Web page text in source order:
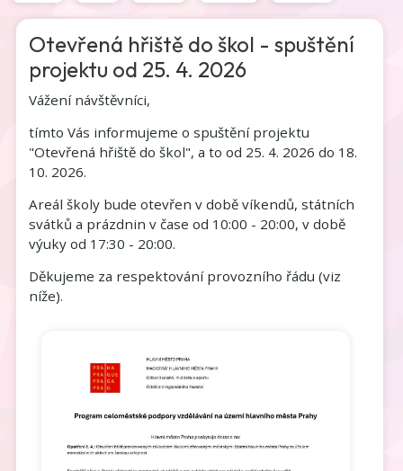
Otevřená hřiště do škol - spuštění
projektu od 25. 4. 2026
Vážení návštěvníci,
tímto Vás informujeme o spuštění projektu
"Otevřená hřiště do škol", a to od 25. 4. 2026 do 18.
10. 2026.
Areál školy bude otevřen v době víkendů, státních
svátků a prázdnin v čase od 10:00 - 20:00, v době
výuky od 17:30 - 20:00.
Děkujeme za respektování provozního řádu (viz
níže).